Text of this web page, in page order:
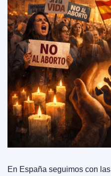
En España seguimos con las